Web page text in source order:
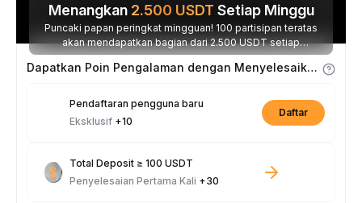
Menangkan 2.500 USDT Setiap Minggu
Puncaki papan peringkat mingguan! 100 partisipan teratas
akan mendapatkan bagian dari 2.500 USDT setiap
minggunya.
Dapatkan Poin Pengalaman dengan Menyelesaikan Tugas
Pendaftaran pengguna baru
Eksklusif +10
Daftar
Total Deposit ≥ 100 USDT
Penyelesaian Pertama Kali +30